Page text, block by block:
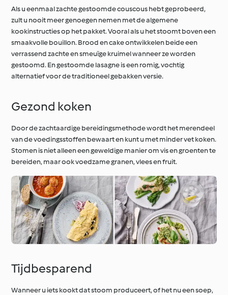
Als u eenmaal zachte gestoomde couscous hebt geprobeerd,
zult u nooit meer genoegen nemen met de algemene
kookinstructies op het pakket. Vooral als u het stoomt boven een
smaakvolle bouillon. Brood en cake ontwikkelen beide een
verrassend zachte en smeuïge kruimel wanneer ze worden
gestoomd. En gestoomde lasagne is een romig, vochtig
alternatief voor de traditioneel gebakken versie.
Gezond koken
Door de zachtaardige bereidingsmethode wordt het merendeel
van de voedingsstoffen bewaart en kunt u met minder vet koken.
Stomen is niet alleen een geweldige manier om vis en groenten te
bereiden, maar ook voedzame granen, vlees en fruit.
Tijdbesparend
Wanneer u iets kookt dat stoom produceert, of het nu een soep,